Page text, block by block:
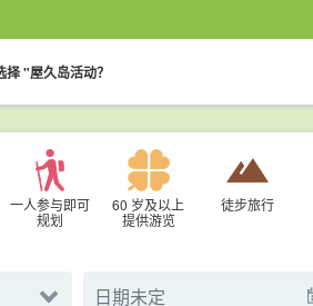
择 "屋久岛活动？
一人参与即可
规划
60 岁及以上
提供游览
徒步旅行